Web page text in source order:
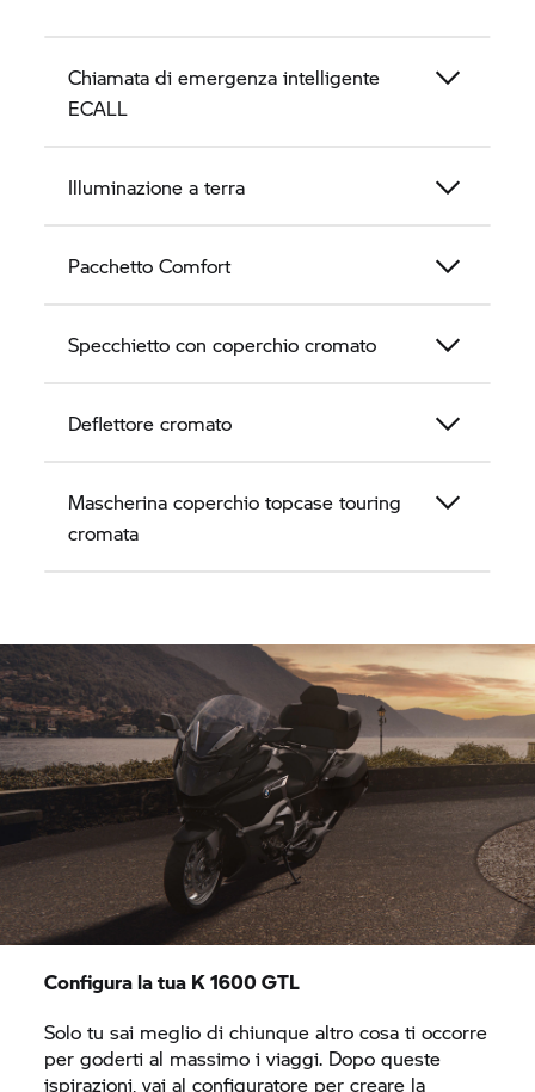
Chiamata di emergenza intelligente
ECALL
Illuminazione a terra
Pacchetto Comfort
Specchietto con coperchio cromato
Deflettore cromato
Mascherina coperchio topcase touring
cromata
Configura la tua K 1600 GTL
Solo tu sai meglio di chiunque altro cosa ti occorre
per goderti al massimo i viaggi. Dopo queste
ispirazioni, vai al configuratore per creare la